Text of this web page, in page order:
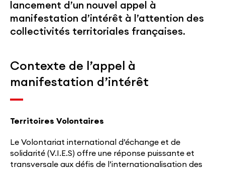
lancement d’un nouvel appel à
manifestation d’intérêt à l’attention des
collectivités territoriales françaises.
Contexte de l’appel à
manifestation d’intérêt
Territoires Volontaires
Le Volontariat international d’échange et de
solidarité (V.I.E.S) offre une réponse puissante et
transversale aux défis de l’internationalisation des